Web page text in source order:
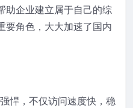
助企业建立属于自己的综
要角色，大大加速了国内
悍，不仅访问速度快，稳